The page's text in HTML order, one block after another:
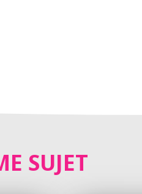
SUJET